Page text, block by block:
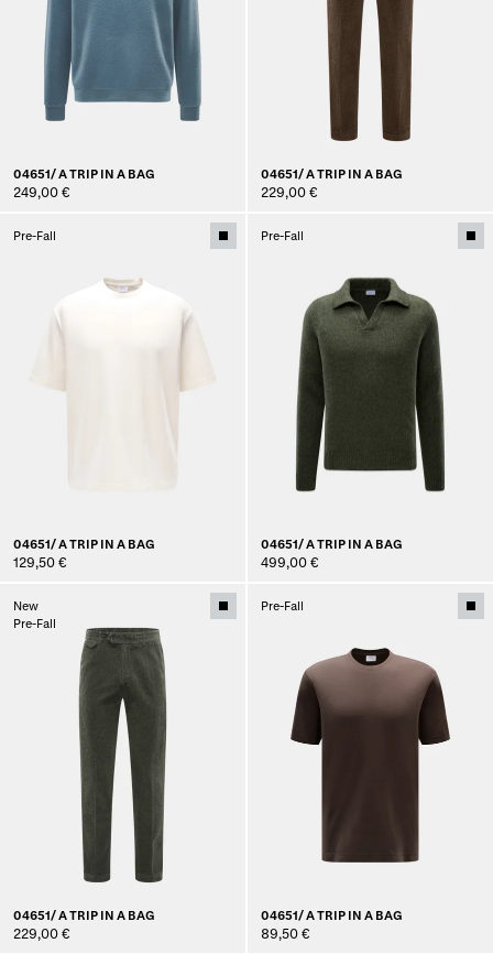
04651/ A TRIP IN A BAG
249,00 €
04651/ A TRIP IN A BAG
229,00 €
Pre-Fall
04651/ A TRIP IN A BAG
129,50 €
Pre-Fall
04651/ A TRIP IN A BAG
499,00 €
New
Pre-Fall
04651/ A TRIP IN A BAG
229,00 €
Pre-Fall
04651/ A TRIP IN A BAG
89,50 €